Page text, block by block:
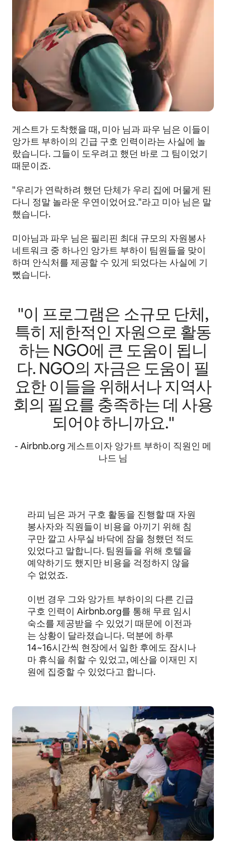
게스트가 도착했을 때, 미아 님과 파우 님은 이들이
앙가트 부하이의 긴급 구호 인력이라는 사실에 놀
랐습니다. 그들이 도우려고 했던 바로 그 팀이었기
때문이죠.
"우리가 연락하려 했던 단체가 우리 집에 머물게 된
다니 정말 놀라운 우연이었어요."라고 미아 님은 말
했습니다.
미아님과 파우 님은 필리핀 최대 규모의 자원봉사
네트워크 중 하나인 앙가트 부하이 팀원들을 맞이
하며 안식처를 제공할 수 있게 되었다는 사실에 기
뻤습니다.
"이 프로그램은 소규모 단체,
특히 제한적인 자원으로 활동
하는 NGO에 큰 도움이 됩니
다. NGO의 자금은 도움이 필
요한 이들을 위해서나 지역사
회의 필요를 충족하는 데 사용
되어야 하니까요."
- Airbnb.org 게스트이자 앙가트 부하이 직원인 메
나드 님
라피 님은 과거 구호 활동을 진행할 때 자원
봉사자와 직원들이 비용을 아끼기 위해 침
구만 깔고 사무실 바닥에 잠을 청했던 적도
있었다고 말합니다. 팀원들을 위해 호텔을
예약하기도 했지만 비용을 걱정하지 않을
수 없었죠.
이번 경우 그와 앙가트 부하이의 다른 긴급
구호 인력이 Airbnb.org를 통해 무료 임시
숙소를 제공받을 수 있었기 때문에 이전과
는 상황이 달라졌습니다. 덕분에 하루
14~16시간씩 현장에서 일한 후에도 잠시나
마 휴식을 취할 수 있었고, 예산을 이재민 지
원에 집중할 수 있었다고 합니다.